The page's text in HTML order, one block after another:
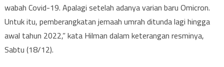
wabah Covid-19. Apalagi setelah adanya varian baru Omicron.
Untuk itu, pemberangkatan jemaah umrah ditunda lagi hingga
awal tahun 2022,” kata Hilman dalam keterangan resminya,
Sabtu (18/12).